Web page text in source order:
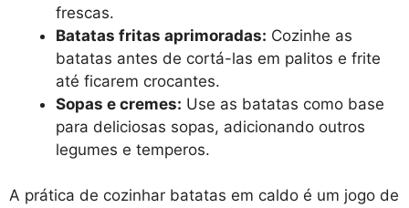
frescas.
Batatas fritas aprimoradas: Cozinhe as
batatas antes de cortá-las em palitos e frite
até ficarem crocantes.
Sopas e cremes: Use as batatas como base
para deliciosas sopas, adicionando outros
legumes e temperos.
A prática de cozinhar batatas em caldo é um jogo de